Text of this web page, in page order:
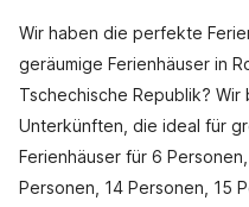
Wir haben die perfekte
geräumige Ferienhäuser in
Tschechische Republik?
Unterkünften, die ideal für
Ferienhäuser für 6
Personen, 14 Personen, 15